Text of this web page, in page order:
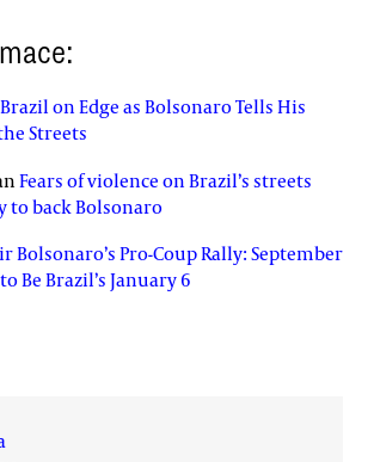
Brazil on Edge as Bolsonaro Tells His
Streets
Fears of violence on Brazil’s streets
back Bolsonaro
Bolsonaro’s Pro-Coup Rally: September
Be Brazil’s January 6